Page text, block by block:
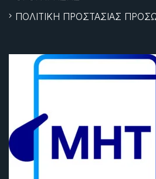
ΠΟΛΙΤΙΚΗ ΠΡΟΣΤΑΣΙΑΣ